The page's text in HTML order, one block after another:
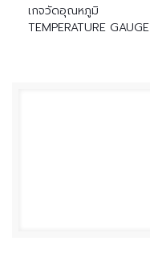
เกจวัดอุณหภูมิ
TEMPERATURE GAUGE